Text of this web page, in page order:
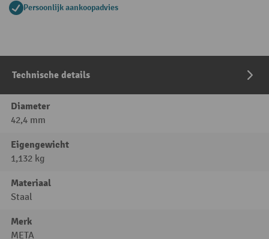
Persoonlijk aankoopadvies
Technische details
Diameter
42,4 mm
Eigengewicht
1,132 kg
Materiaal
Staal
Merk
META